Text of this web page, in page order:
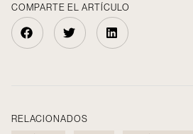
COMPARTE EL ARTÍCULO
RELACIONADOS